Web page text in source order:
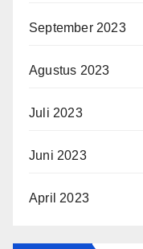
September 2023
Agustus 2023
Juli 2023
Juni 2023
April 2023